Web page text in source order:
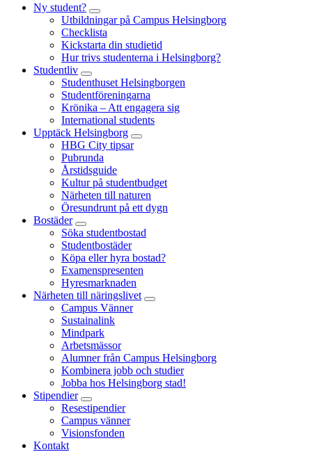
Ny student?
Utbildningar på Campus Helsingborg
Checklista
Kickstarta din studietid
Hur trivs studenterna i Helsingborg?
Studentliv
Studenthuset Helsingborgen
Studentföreningarna
Krönika – Att engagera sig
International students
Upptäck Helsingborg
HBG City tipsar
Pubrunda
Årstidsguide
Kultur på studentbudget
Närheten till naturen
Öresundrunt på ett dygn
Bostäder
Söka studentbostad
Studentbostäder
Köpa eller hyra bostad?
Examenspresenten
Hyresmarknaden
Närheten till näringslivet
Campus Vänner
Sustainalink
Mindpark
Arbetsmässor
Alumner från Campus Helsingborg
Kombinera jobb och studier
Jobba hos Helsingborg stad!
Stipendier
Resestipendier
Campus vänner
Visionsfonden
Kontakt